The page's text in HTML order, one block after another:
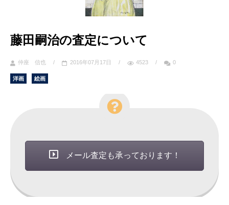
藤田嗣治の査定について
仲座 信也 / 2016年07月17日 / 4523 / 0
洋画 絵画
メール査定も承っております！